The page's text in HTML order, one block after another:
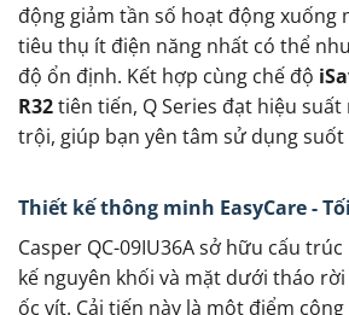
động giảm tần số hoạt động xuống
tiêu thụ ít điện năng nhất có thể
độ ổn định. Kết hợp cùng chế độ
R32tiên tiến, Q Series đạt hiệu
trội, giúp bạn yên tâm sử dụng suốt
Thiết kế thông minh EasyCare -
Casper QC-09IU36A sở hữu cấu trúc
kế nguyên khối và mặt dưới tháo
ốc vít. Cải tiến này là một điểm